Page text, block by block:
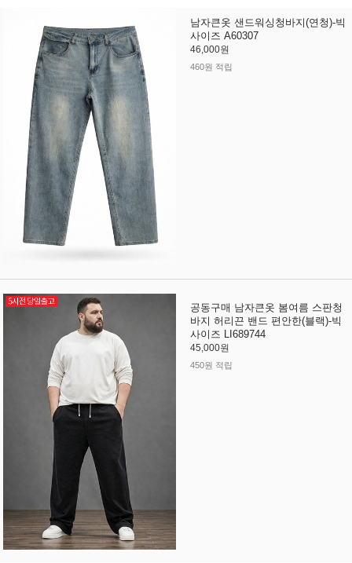
남자큰옷 샌드워싱청바지(연청)-빅
사이즈 A60307
46,000원
460원 적립
공동구매 남자큰옷 봄여름 스판청
바지 허리끈 밴드 편안한(블랙)-빅
사이즈 LI689744
45,000원
450원 적립